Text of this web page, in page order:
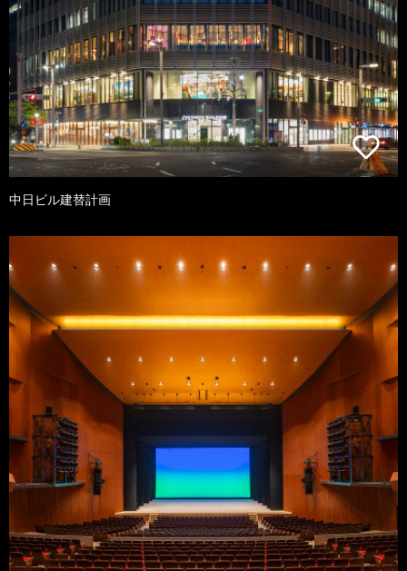
中日ビル建替計画